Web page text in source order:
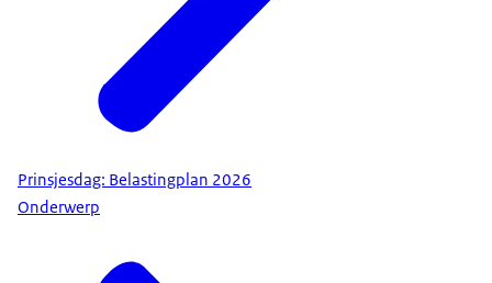
Prinsjesdag: Belastingplan 2026
Onderwerp